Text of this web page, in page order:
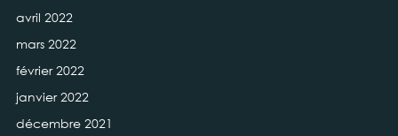
avril 2022
mars 2022
février 2022
janvier 2022
décembre 2021